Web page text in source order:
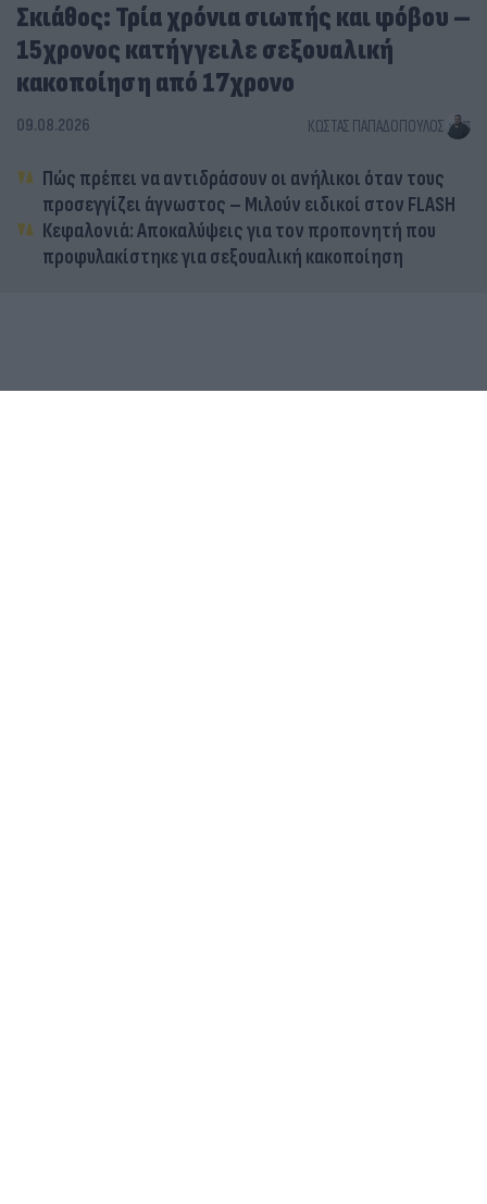
Σκιάθος: Τρία χρόνια σιωπής και φόβου –
15χρονος κατήγγειλε σεξουαλική
κακοποίηση από 17χρονο
09.08.2026 ΚΏΣΤΑΣ ΠΑΠΑΔΌΠΟΥΛΟΣ
Πώς πρέπει να αντιδράσουν οι ανήλικοι όταν τους
προσεγγίζει άγνωστος – Μιλούν ειδικοί στον FLASH
Κεφαλονιά: Αποκαλύψεις για τον προπονητή που
προφυλακίστηκε για σεξουαλική κακοποίηση